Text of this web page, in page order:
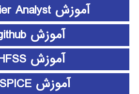
آموزش Frontier Analyst
آموزش github
آموزش HFSS
آموزش HSPICE